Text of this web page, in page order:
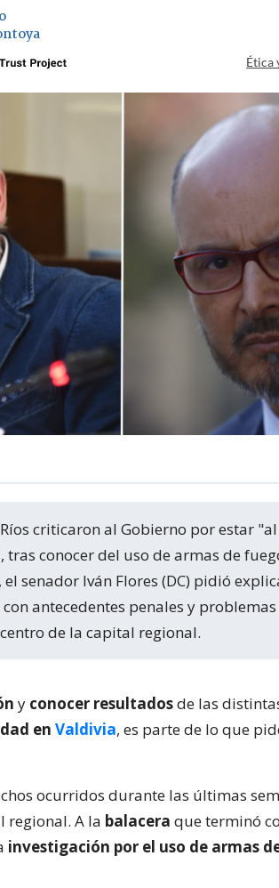
Ética
tras conocer del uso de armas de
senador Iván Flores (DC) pidió
antecedentes penales y
de la capital regional.
y conocer resultadosde las
en Valdivia, es parte de lo que
ocurridos durante las últimas
regional. A la balacera que terminó
investigación por el uso de armas